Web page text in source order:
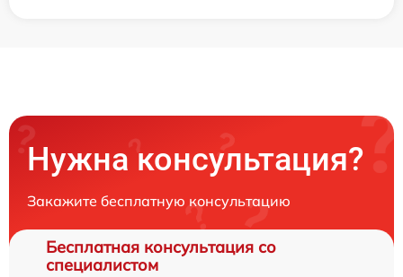
Нужна консультация?
Закажите бесплатную консультацию
Бесплатная консультация со
специалистом